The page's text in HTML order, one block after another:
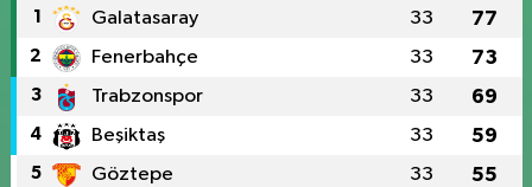
1 Galatasaray 33 77
2 Fenerbahçe 33 73
3 Trabzonspor 33 69
4 Beşiktaş 33 59
5 Göztepe 33 55